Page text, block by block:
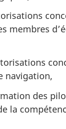
membres
navigation,
des
la